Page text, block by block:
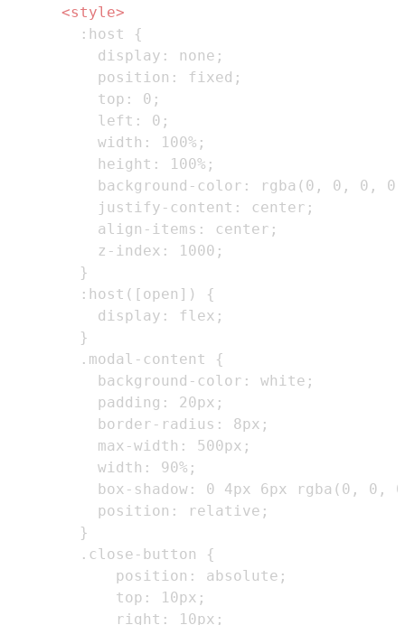
<style>
:host
{
display : none ;
position : fixed ;
top : 0 ;
left : 0 ;
width : 100% ;
height : 100% ;
background-color : rgba ( 0 , 0 , 0 ,
justify-content : center ;
align-items : center ;
z-index : 1000 ;
}
:host ( [ open ] )
{
display : flex ;
}
.modal-content
{
background-color : white ;
padding : 20px ;
border-radius : 8px ;
max-width : 500px ;
width : 90% ;
box-shadow : 0 4px 6px rgba ( 0 , 0 ,
0
position : relative ;
}
.close-button
{
position : absolute ;
top : 10px ;
right : 10px ;